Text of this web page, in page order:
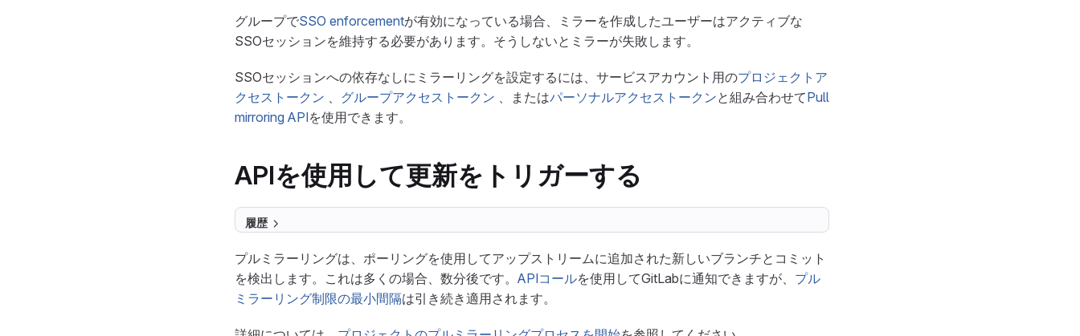
グループでSSO enforcementが有効になっている場合、ミラーを作成したユーザーはアクティブな
SSOセッションを維持する必要があります。そうしないとミラーが失敗します。
SSOセッションへの依存なしにミラーリングを設定するには、サービスアカウント用のプロジェクトア
クセストークン 、 グループアクセストークン 、またはパーソナルアクセストークンと組み合わせてPull
mirroring APIを使用できます。
APIを使用して更新をトリガーする
履歴
プルミラーリングは、ポーリングを使用してアップストリームに追加された新しいブランチとコミット
を検出します。これは多くの場合、数分後です。 APIコールを使用してGitLabに通知できますが、 プル
ミラーリング制限の最小間隔は引き続き適用されます。